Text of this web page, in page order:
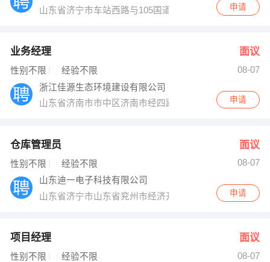
山东省济宁市车站西路与105国道交汇处，美恒汽博城
申请
业务经理 面议
性别不限 经验不限
08-07
浙江佳源生态环境建设有限公司
山东省济南市市中区济南市经四路288号恒昌大厦1210室
申请
仓库管理员 面议
性别不限 经验不限
08-07
山东迪一电子科技有限公司
山东省济宁市山东省兖州市经济开发区创业路7号申请
项目经理 面议
性别不限 经验不限
08-07